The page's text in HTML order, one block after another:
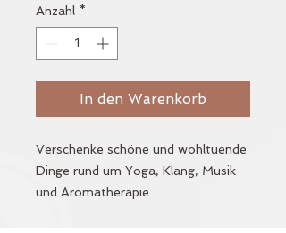
Anzahl *
In den Warenkorb
Verschenke schöne und wohltuende
Dinge rund um Yoga, Klang, Musik
und Aromatherapie.